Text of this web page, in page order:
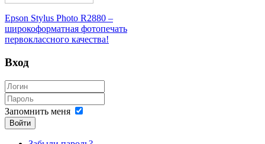
Epson Stylus Photo R2880 –
широкоформатная фотопечать
первоклассного качества!
Вход
Запомнить меня
Войти